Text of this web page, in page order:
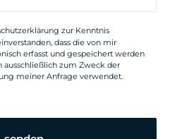
zur Kenntnis
dass die von mir
erfasst und gespeichert werden
zum Zweck der
meiner Anfrage verwendet.